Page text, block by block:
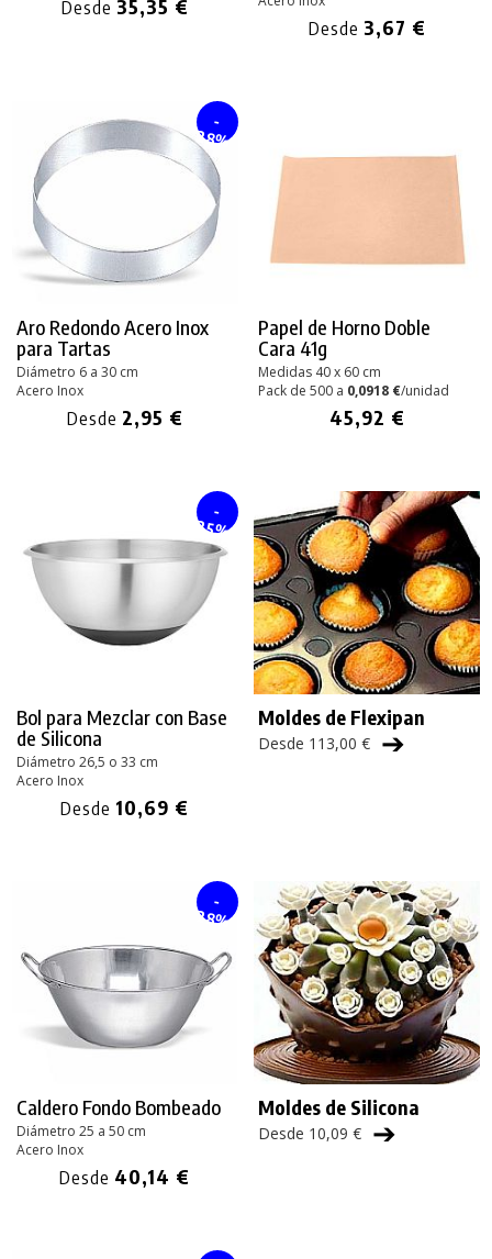
Desde 35,35 €
Desde 3,67 €
-
28%
Aro Redondo Acero Inox
para Tartas
Diámetro 6 a 30 cm
Acero Inox
Desde 2,95 €
Papel de Horno Doble
Cara 41g
Medidas 40 x 60 cm
Pack de 500 a 0,0918 €/unidad
45,92 €
-
25%
Bol para Mezclar con Base
de Silicona
Diámetro 26,5 o 33 cm
Acero Inox
Desde 10,69 €
Moldes de Flexipan
Desde 113,00 € ➔
-
28%
Caldero Fondo Bombeado
Diámetro 25 a 50 cm
Acero Inox
Desde 40,14 €
Moldes de Silicona
Desde 10,09 € ➔